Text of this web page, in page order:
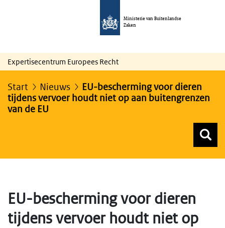
Ministerie van Buitenlandse
Zaken
Expertisecentrum Europees Recht
Start Nieuws
EU-bescherming voor dieren
tijdens vervoer houdt niet op aan buitengrenzen
van de EU
EU-bescherming voor dieren
tijdens vervoer houdt niet op